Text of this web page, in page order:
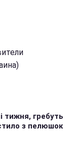
тижня, гребуть
з пелюшок